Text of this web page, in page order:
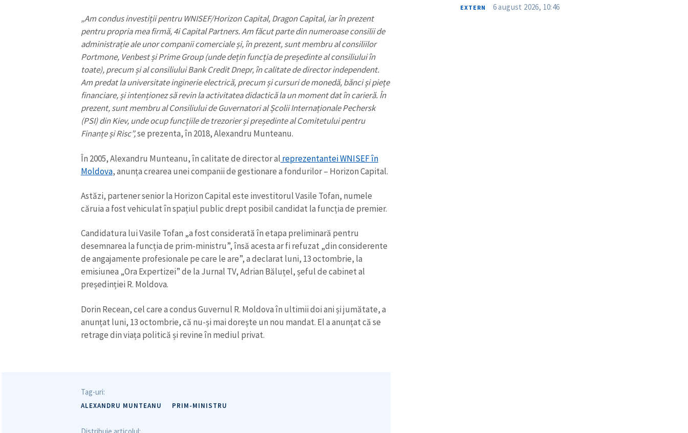
„Am condus investiții pentru WNISEF/Horizon Capital, Dragon Capital, iar în prezent
pentru propria mea firmă, 4i Capital Partners. Am făcut parte din numeroase consilii de
administrație ale unor companii comerciale și, în prezent, sunt membru al consiliilor
Portmone, Venbest și Prime Group (unde dețin funcția de președinte al consiliului în
toate), precum și al consiliului Bank Credit Dnepr, în calitate de director independent.
Am predat la universitate inginerie electrică, precum și cursuri de monedă, bănci și piețe
financiare, și intenționez să revin la activitatea didactică la un moment dat în carieră. În
prezent, sunt membru al Consiliului de Guvernatori al Școlii Internaționale Pechersk
(PSI) din Kiev, unde ocup funcțiile de trezorier și președinte al Comitetului pentru
Finanțe și Risc”,se prezenta, în 2018, Alexandru Munteanu.
În 2005, Alexandru Munteanu, în calitate de director al reprezentantei WNISEF în
Moldova, anunța crearea unei companii de gestionare a fondurilor – Horizon Capital.
Astăzi, partener senior la Horizon Capital este investitorul Vasile Tofan, numele
căruia a fost vehiculat în spațiul public drept posibil candidat la funcția de premier.
Candidatura lui Vasile Tofan „a fost considerată în etapa preliminară pentru
desemnarea la funcția de prim-ministru”, însă acesta ar fi refuzat „din considerente
de angajamente profesionale pe care le are”, a declarat luni, 13 octombrie, la
emisiunea „Ora Expertizei” de la Jurnal TV, Adrian Băluțel, șeful de cabinet al
președinției R. Moldova.
Dorin Recean, cel care a condus Guvernul R. Moldova în ultimii doi ani și jumătate, a
anunțat luni, 13 octombrie, că nu-și mai dorește un nou mandat. El a anunțat că se
retrage din viața politică și revine în mediul privat.
Tag-uri:
ALEXANDRU MUNTEANU PRIM-MINISTRU
EXTERN 6 august 2026, 10:46